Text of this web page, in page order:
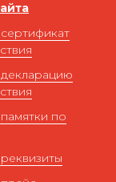
декларацию
по